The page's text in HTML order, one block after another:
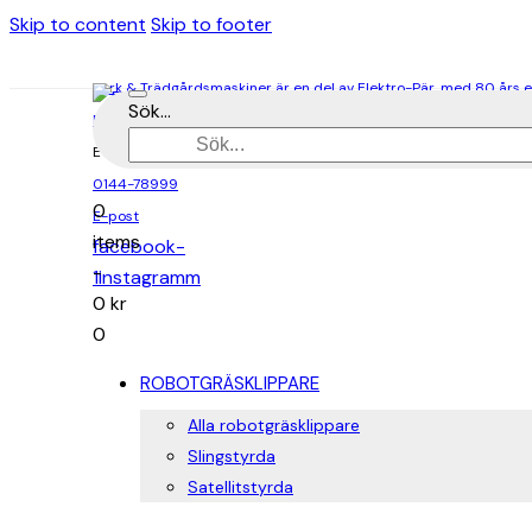
Skip to content Skip to footer
Park & Trädgårdsmaskiner är en del av Elektro-Pär, med 80 års
Butik i Gränna & Ödeshög
E-handel
0144-78999
E-post
facebook-
1instagramm
Sök...
0
items
-
0 kr
0
ROBOTGRÄSKLIPPARE
Alla robotgräsklippare
Slingstyrda
Satellitstyrda